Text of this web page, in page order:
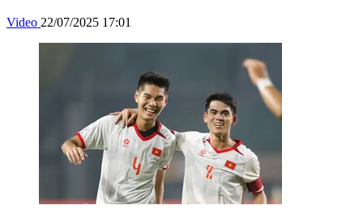
Video 22/07/2025 17:01